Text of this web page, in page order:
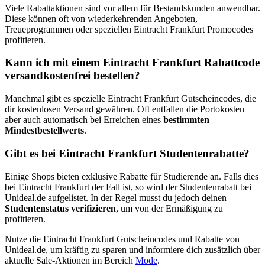
Viele Rabattaktionen sind vor allem für Bestandskunden anwendbar.
Diese können oft von wiederkehrenden Angeboten,
Treueprogrammen oder speziellen Eintracht Frankfurt Promocodes
profitieren.
Kann ich mit einem Eintracht Frankfurt Rabattcode
versandkostenfrei bestellen?
Manchmal gibt es spezielle Eintracht Frankfurt Gutscheincodes, die
dir kostenlosen Versand gewähren. Oft entfallen die Portokosten
aber auch automatisch bei Erreichen eines bestimmten
Mindestbestellwerts.
Gibt es bei Eintracht Frankfurt Studentenrabatte?
Einige Shops bieten exklusive Rabatte für Studierende an. Falls dies
bei Eintracht Frankfurt der Fall ist, so wird der Studentenrabatt bei
Unideal.de aufgelistet. In der Regel musst du jedoch deinen
Studentenstatus verifizieren, um von der Ermäßigung zu
profitieren.
Nutze die Eintracht Frankfurt Gutscheincodes und Rabatte von
Unideal.de, um kräftig zu sparen und informiere dich zusätzlich über
aktuelle Sale-Aktionen im Bereich Mode.